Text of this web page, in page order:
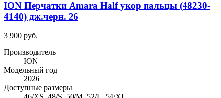
ION Перчатки Amara Half укор пальцы (48230-
4140) дж.черн. 26
3 900 руб.
Производитель
ION
Модельный год
2026
Доступные размеры
46/XS, 48/S, 50/M, 52/L, 54/XL